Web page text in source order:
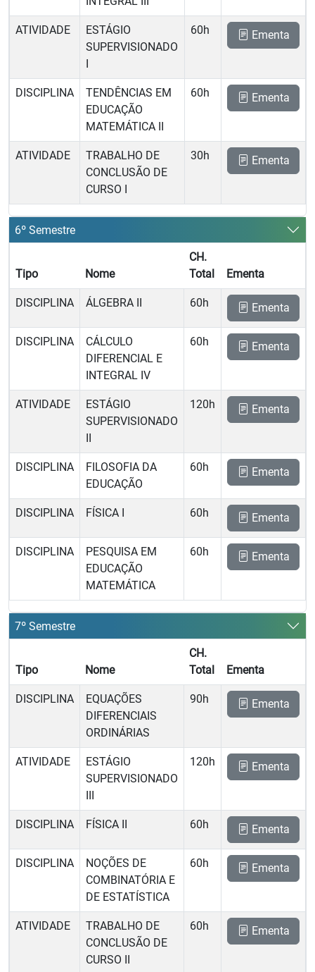
ATIVIDADE
ESTÁGIO
SUPERVISIONADO
I
60h Ementa
DISCIPLINA
TENDÊNCIAS EM
EDUCAÇÃO
MATEMÁTICA II
60h Ementa
ATIVIDADE
TRABALHO DE
CONCLUSÃO DE
CURSO I
30h Ementa
6º Semestre
Tipo Nome
CH.
Total
Ementa
DISCIPLINA ÁLGEBRA II 60h Ementa
DISCIPLINA
CÁLCULO
DIFERENCIAL E
INTEGRAL IV
60h Ementa
ATIVIDADE
ESTÁGIO
SUPERVISIONADO
II
120h Ementa
DISCIPLINA
FILOSOFIA DA
EDUCAÇÃO
60h Ementa
DISCIPLINA FÍSICA I 60h Ementa
DISCIPLINA
PESQUISA EM
EDUCAÇÃO
MATEMÁTICA
60h Ementa
7º Semestre
Tipo Nome
CH.
Total
Ementa
DISCIPLINA
EQUAÇÕES
DIFERENCIAIS
ORDINÁRIAS
90h Ementa
ATIVIDADE
ESTÁGIO
SUPERVISIONADO
III
120h Ementa
DISCIPLINA FÍSICA II 60h Ementa
DISCIPLINA
NOÇÕES DE
COMBINATÓRIA E
DE ESTATÍSTICA
60h Ementa
ATIVIDADE
TRABALHO DE
CONCLUSÃO DE
CURSO II
60h Ementa